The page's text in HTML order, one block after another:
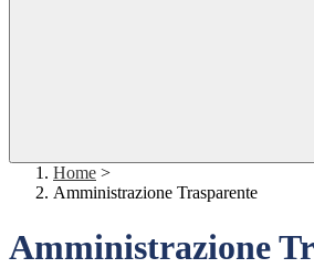
Home >
Amministrazione Trasparente
Amministrazione